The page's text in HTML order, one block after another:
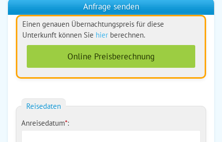
Anfrage senden
Einen genauen Übernachtungspreis für diese
Unterkunft können Sie hier berechnen.
Online Preisberechnung
Reisedaten
Anreisedatum*: